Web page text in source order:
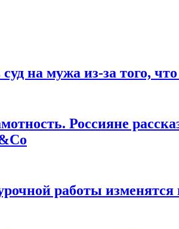
на мужа из-за того,
Россияне
работы изменятся